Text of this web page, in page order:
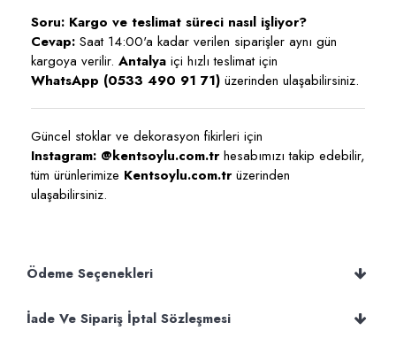
Soru: Kargo ve teslimat süreci nasıl işliyor?
Cevap: Saat 14:00'a kadar verilen siparişler aynı gün
kargoya verilir. Antalya içi hızlı teslimat için
WhatsApp (0533 490 91 71) üzerinden ulaşabilirsiniz.
Güncel stoklar ve dekorasyon fikirleri için
Instagram: @kentsoylu.com.trhesabımızı takip edebilir,
tüm ürünlerimize Kentsoylu.com.trüzerinden
ulaşabilirsiniz.
Ödeme Seçenekleri
İade Ve Sipariş İptal Sözleşmesi